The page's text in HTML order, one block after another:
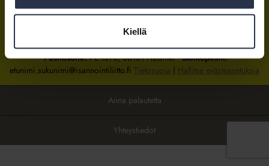
Kiellä
IsännöintiliittoIsännöintiliittoIsännöintiliitto
Isännöintiliiton toimistosijaitsee Hakaniemessä Helsingissä.
Postiosoite:PL 1370, 00101 HelsinkiSähköpostit:
etunimi.sukunimi@isannointiliitto.fi Tietosuoja | Hallitse evästeasetuksia
Anna palautetta
Yhteystiedot